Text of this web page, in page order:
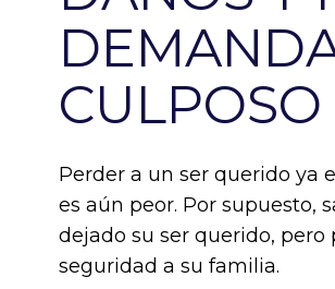
CULPOSO
Perder a un ser querido ya
es aún peor. Por supuesto,
dejado su ser querido,
seguridad a su familia.